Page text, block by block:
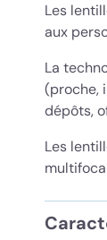
Les
aux
La
(proche,
dépôts,
Les